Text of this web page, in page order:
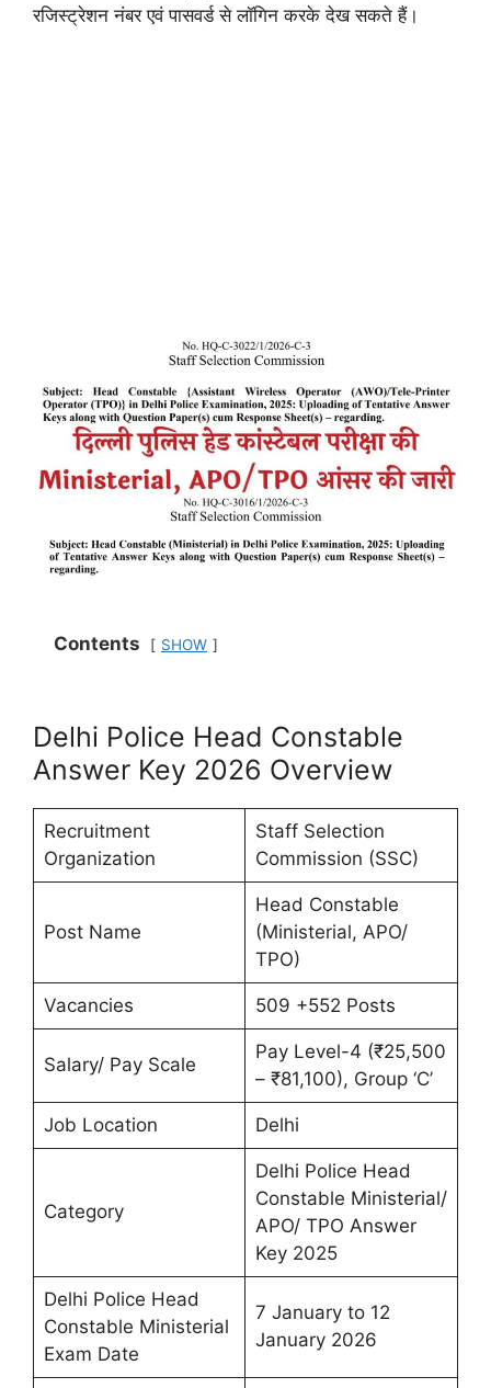
रजिस्ट्रेशन नंबर एवं पासवर्ड से लॉगिन करके देख सकते हैं।
Contents SHOW
Delhi Police Head Constable
Answer Key 2026 Overview
Recruitment
Organization
Staff Selection
Commission (SSC)
Post Name
Head Constable
(Ministerial, APO/
TPO)
Vacancies 509 +552 Posts
Salary/ Pay Scale
Pay Level-4 (₹25,500
– ₹81,100), Group ‘C’
Job Location Delhi
Category
Delhi Police Head
Constable Ministerial/
APO/ TPO Answer
Key 2025
Delhi Police Head
Constable Ministerial
Exam Date
7 January to 12
January 2026